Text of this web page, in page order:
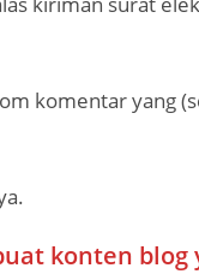
komentar yang
konten blog